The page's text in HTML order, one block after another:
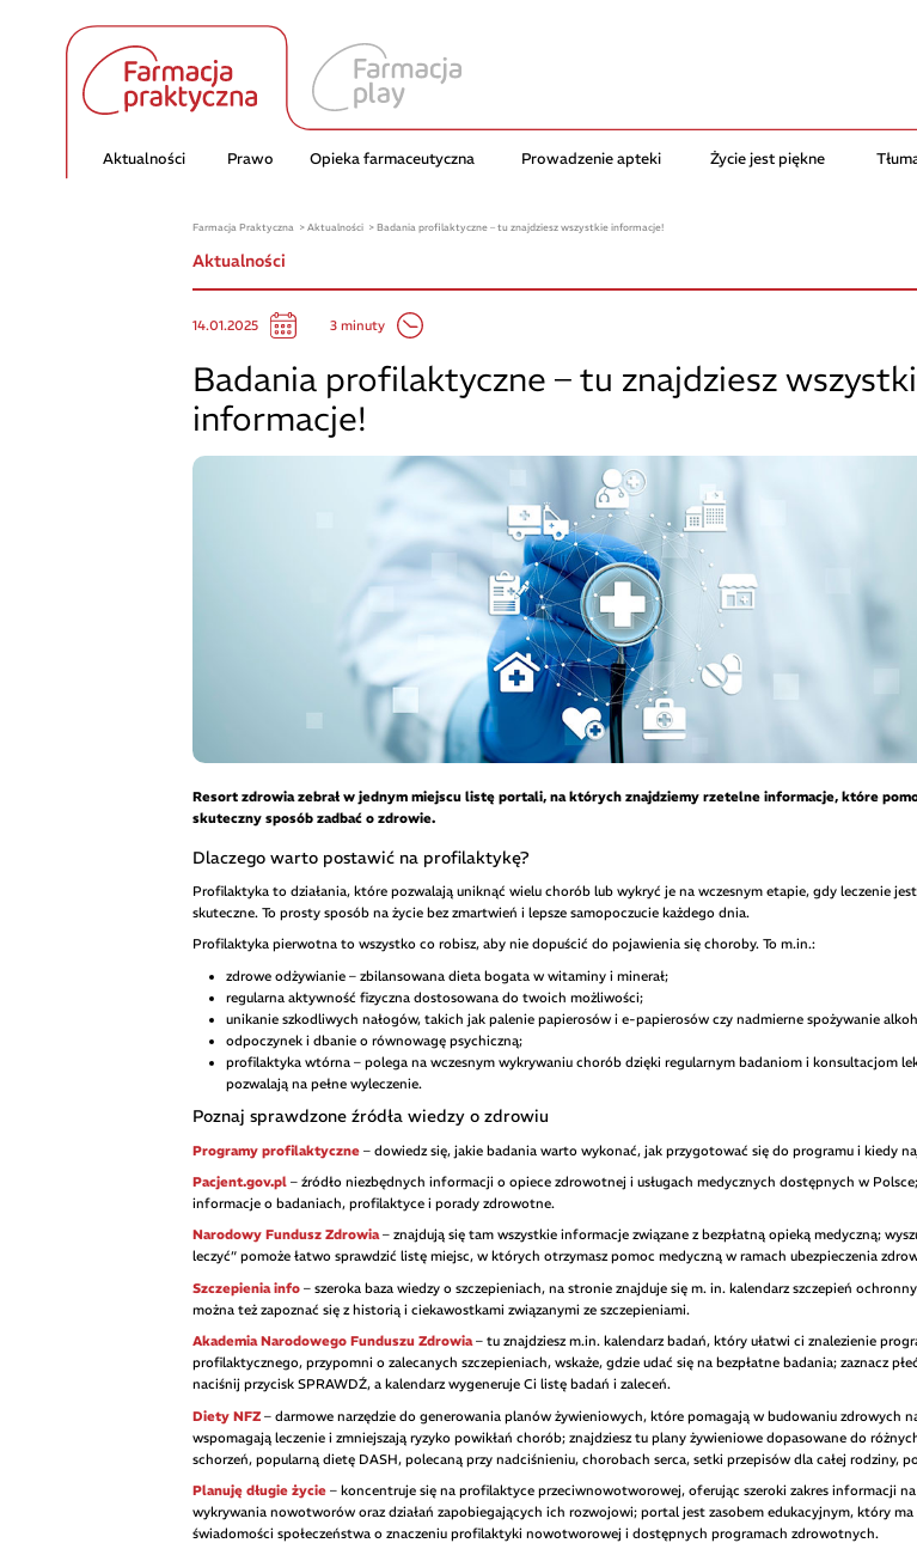
Aktualności Prawo Opieka farmaceutyczna Prowadzenie apteki Życie jest piękne
Farmacja Praktyczna Aktualności Badania profilaktyczne – tu znajdziesz wszystkie informacje!
Aktualności
14.01.2025 3 minuty
Badania profilaktyczne – tu znajdziesz
informacje!
Resort zdrowia zebrał w jednym miejscu listę portali, na których znajdziemy rzetelne informacje, które
skuteczny sposób zadbać o zdrowie.
Dlaczego warto postawić na profilaktykę?
Profilaktyka to działania, które pozwalają uniknąć wielu chorób lub wykryć je na wczesnym etapie, gdy leczenie
skuteczne. To prosty sposób na życie bez zmartwień i lepsze samopoczucie każdego dnia.
Profilaktyka pierwotna to wszystko co robisz, aby nie dopuścić do pojawienia się choroby. To m.in.:
zdrowe odżywianie – zbilansowana dieta bogata w witaminy i minerał;
regularna aktywność fizyczna dostosowana do twoich możliwości;
unikanie szkodliwych nałogów, takich jak palenie papierosów i e-papierosów czy nadmierne spożywanie
odpoczynek i dbanie o równowagę psychiczną;
profilaktyka wtórna – polega na wczesnym wykrywaniu chorób dzięki regularnym badaniom i konsultacjom
pozwalają na pełne wyleczenie.
Poznaj sprawdzone źródła wiedzy o zdrowiu
Programy profilaktyczne– dowiedz się, jakie badania warto wykonać, jak przygotować się do programu i kiedy
Pacjent.gov.pl– źródło niezbędnych informacji o opiece zdrowotnej i usługach medycznych dostępnych w
informacje o badaniach, profilaktyce i porady zdrowotne.
Narodowy Fundusz Zdrowia– znajdują się tam wszystkie informacje związane z bezpłatną opieką medyczną;
leczyć” pomoże łatwo sprawdzić listę miejsc, w których otrzymasz pomoc medyczną w ramach ubezpieczenia
Szczepienia info– szeroka baza wiedzy o szczepieniach, na stronie znajduje się m. in. kalendarz szczepień
można też zapoznać się z historią i ciekawostkami związanymi ze szczepieniami.
Akademia Narodowego Funduszu Zdrowia– tu znajdziesz m.in. kalendarz badań, który ułatwi ci znalezienie
profilaktycznego, przypomni o zalecanych szczepieniach, wskaże, gdzie udać się na bezpłatne badania; zaznacz
naciśnij przycisk SPRAWDŹ, a kalendarz wygeneruje Ci listę badań i zaleceń.
Diety NFZ– darmowe narzędzie do generowania planów żywieniowych, które pomagają w budowaniu zdrowych
wspomagają leczenie i zmniejszają ryzyko powikłań chorób; znajdziesz tu plany żywieniowe dopasowane do
schorzeń, popularną dietę DASH, polecaną przy nadciśnieniu, chorobach serca, setki przepisów dla całej rodziny,
Planuję długie życie– koncentruje się na profilaktyce przeciwnowotworowej, oferując szeroki zakres informacji
wykrywania nowotworów oraz działań zapobiegających ich rozwojowi; portal jest zasobem edukacyjnym, który ma
świadomości społeczeństwa o znaczeniu profilaktyki nowotworowej i dostępnych programach zdrowotnych.